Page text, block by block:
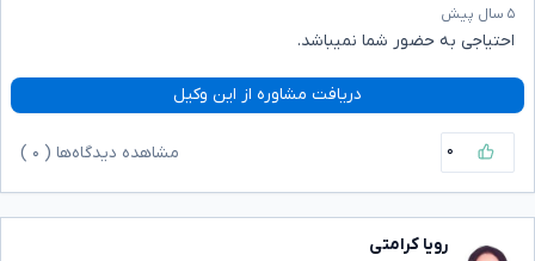
۵ سال پیش
احتیاجی به حضور شما نمیباشد.
دریافت مشاوره از این وکیل
۰ مشاهده دیدگاه‌ها ( ۰
رویا کرامتی